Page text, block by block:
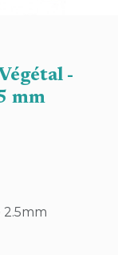
-
mm
2.5mm